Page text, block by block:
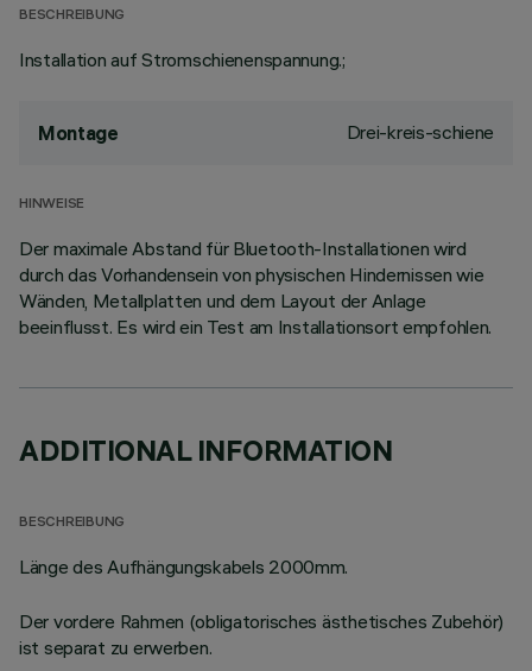
BESCHREIBUNG
Installation auf Stromschienenspannung.;
Montage Drei-kreis-schiene
HINWEISE
Der maximale Abstand für Bluetooth-Installationen wird
durch das Vorhandensein von physischen Hindernissen wie
Wänden, Metallplatten und dem Layout der Anlage
beeinflusst. Es wird ein Test am Installationsort empfohlen.
ADDITIONAL INFORMATION
BESCHREIBUNG
Länge des Aufhängungskabels 2000mm.
Der vordere Rahmen (obligatorisches ästhetisches Zubehör)
ist separat zu erwerben.